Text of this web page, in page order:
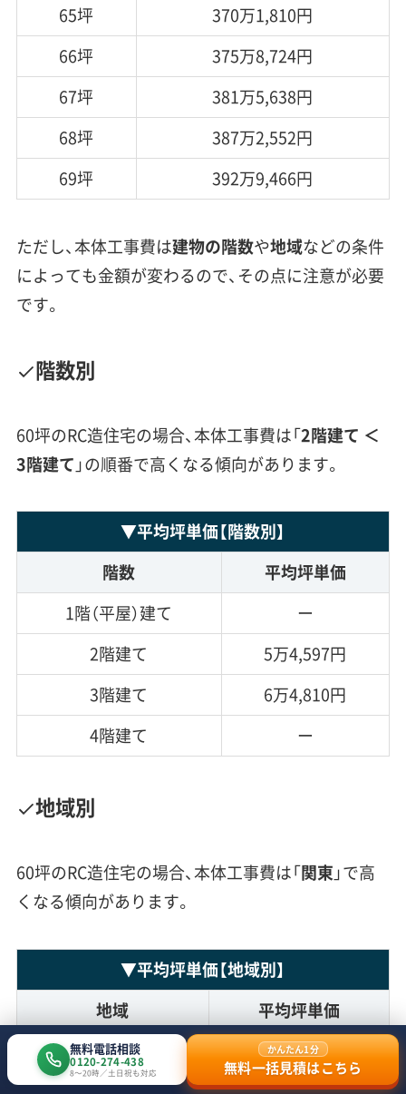
65坪
370万1,810円
66坪
375万8,724円
67坪
381万5,638円
68坪
387万2,552円
69坪
392万9,466円
ただし、本体工事費は建物の階数や地域などの条件
によっても金額が変わるので、その点に注意が必要
です。
階数別
60坪のRC造住宅の場合、本体工事費は「2階建て ＜
3階建て 」の順番で高くなる傾向があります。
▼平均坪単価【階数別】
階数
平均坪単価
1階（平屋）建て
ー
2階建て
5万4,597円
3階建て
6万4,810円
4階建て
ー
地域別
60坪のRC造住宅の場合、本体工事費は「関東」で高
くなる傾向があります。
▼平均坪単価【地域別】
地域
平均坪単価
北海道・東北
ー
無料電話相談
0120-274-438
8〜20時／土日祝も対応
かんたん1分
無料一括見積はこちら